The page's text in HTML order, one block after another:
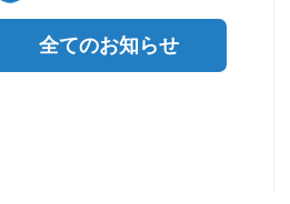
全てのお知らせ